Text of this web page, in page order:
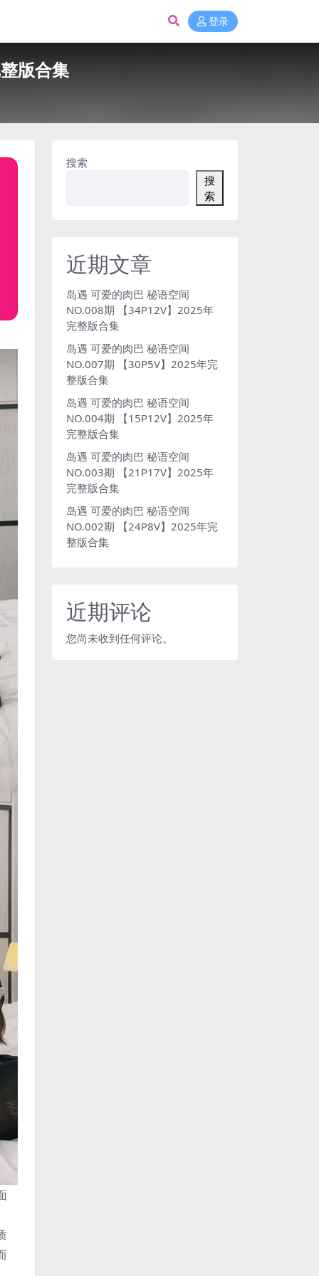
登录
版合集
搜索
搜
索
近期文章
岛遇 可爱的肉巴 秘语空间
NO.008期 【34P12V】2025年
完整版合集
岛遇 可爱的肉巴 秘语空间
NO.007期 【30P5V】2025年完
整版合集
岛遇 可爱的肉巴 秘语空间
NO.004期 【15P12V】2025年
完整版合集
岛遇 可爱的肉巴 秘语空间
NO.003期 【21P17V】2025年
完整版合集
岛遇 可爱的肉巴 秘语空间
NO.002期 【24P8V】2025年完
整版合集
近期评论
您尚未收到任何评论。